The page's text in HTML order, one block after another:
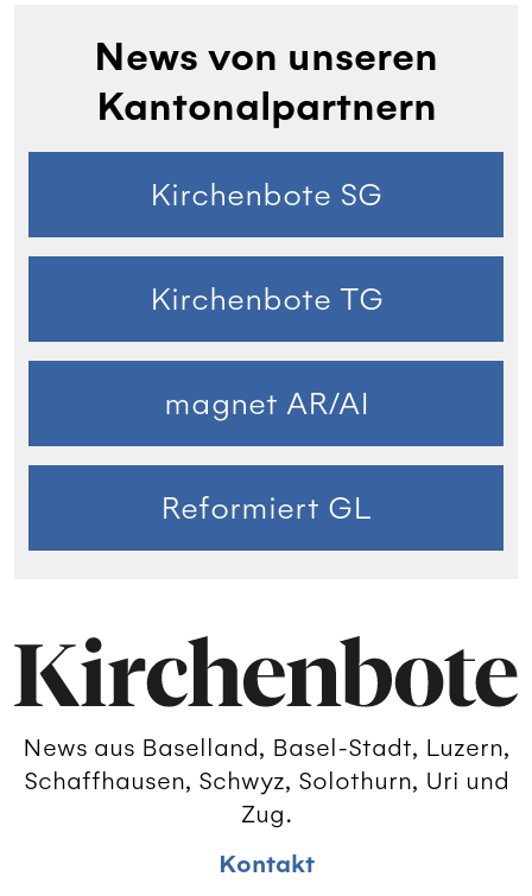
News von unseren
Kantonalpartnern
Kirchenbote SG
Kirchenbote TG
magnet AR/AI
Reformiert GL
News aus Baselland, Basel-Stadt, Luzern,
Schaffhausen, Schwyz, Solothurn, Uri und
Zug.
Kontakt